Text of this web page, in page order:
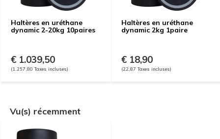
Haltères en uréthane
dynamic 2-20kg 10paires
€ 1.039,50
(1.257,80 Taxes incluses)
Haltères en uréthane
dynamic 2kg 1paire
€ 18,90
(22,87 Taxes incluses)
Vu(s) récemment